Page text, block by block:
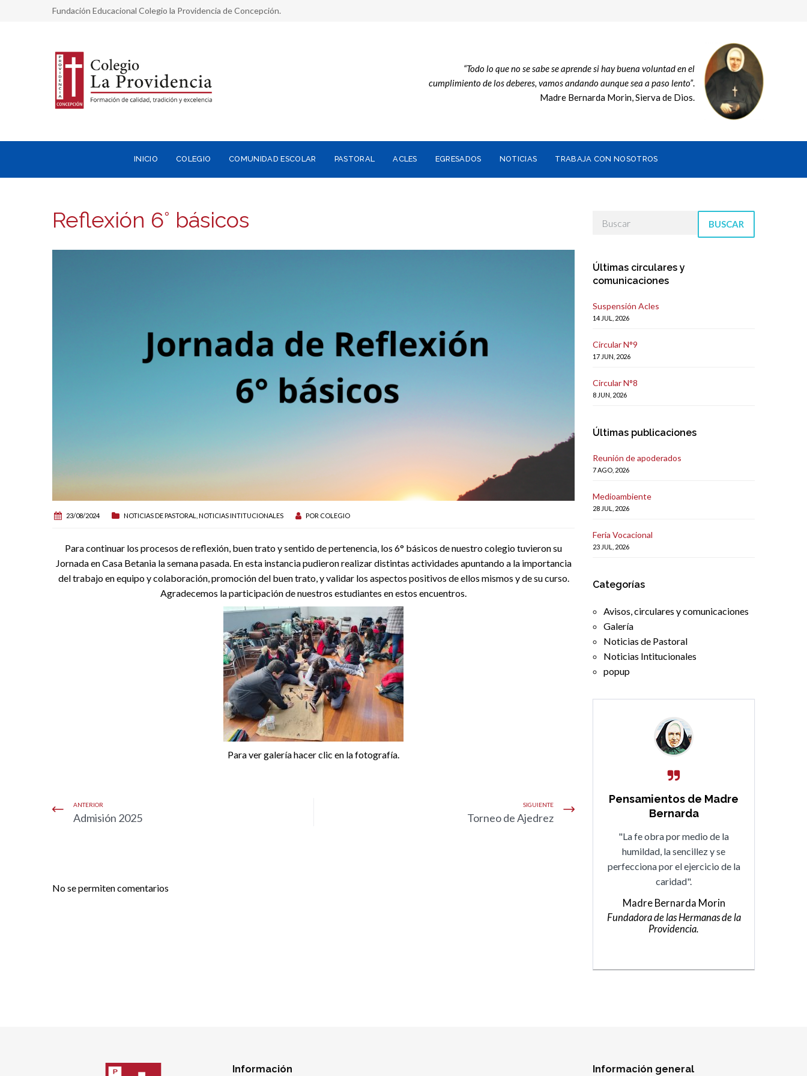
Fundación Educacional Colegio la Providencia de Concepción.
“Todo lo que no se sabe se aprende si hay buena voluntad en el
cumplimiento de los deberes, vamos andando aunque sea a paso lento”.
Madre Bernarda Morin, Sierva de Dios.
INICIO COLEGIO COMUNIDAD ESCOLAR PASTORAL ACLES EGRESADOS NOTICIAS TRABAJA CON NOSOTROS
Reflexión 6° básicos
23/08/2024 NOTICIAS DE PASTORAL NOTICIAS INTITUCIONALES POR COLEGIO
Para continuar los procesos de reflexión, buen trato y sentido de pertenencia, los 6° básicos de nuestro colegio tuvieron su
Jornada en Casa Betania la semana pasada. En esta instancia pudieron realizar distintas actividades apuntando a la importancia
del trabajo en equipo y colaboración, promoción del buen trato, y validar los aspectos positivos de ellos mismos y de su curso.
Agradecemos la participación de nuestros estudiantes en estos encuentros.
Para ver galería hacer clic en la fotografía.
ANTERIOR
Admisión 2025
SIGUIENTE
Torneo de Ajedrez
No se permiten comentarios
BUSCAR
Últimas circulares y
comunicaciones
Suspensión Acles
14 JUL, 2026
Circular N°9
17 JUN, 2026
Circular N°8
8 JUN, 2026
Últimas publicaciones
Reunión de apoderados
7 AGO, 2026
Medioambiente
28 JUL, 2026
Feria Vocacional
23 JUL, 2026
Categorías
Avisos, circulares y comunicaciones
Galería
Noticias de Pastoral
Noticias Intitucionales
popup
Pensamientos de Madre
Bernarda
"La fe obra por medio de la
humildad, la sencillez y se
perfecciona por el ejercicio de la
caridad".
Madre Bernarda Morin
Fundadora de las Hermanas de la
Providencia.
Información Información general